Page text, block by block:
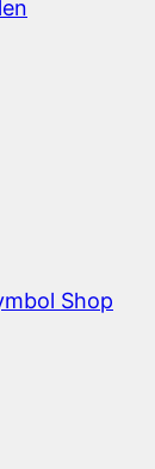
Shop